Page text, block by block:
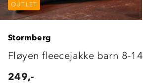
OUTLET
OUTLET
Stormberg
Fløyen fleecejakke barn 8-14
249,-